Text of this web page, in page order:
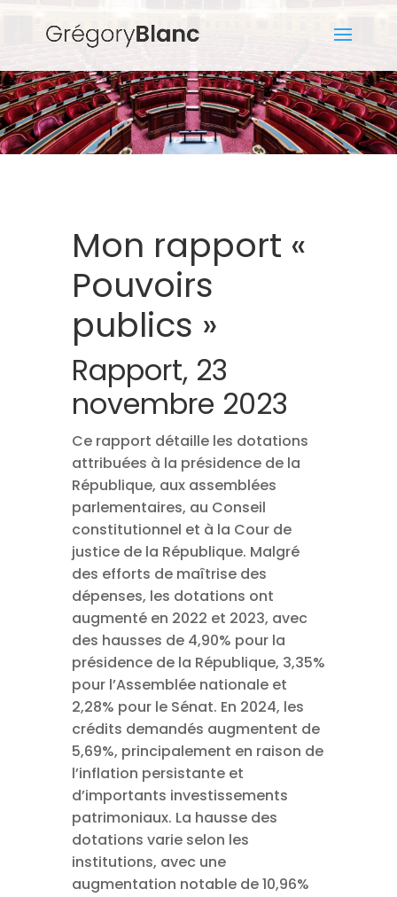
Mon rapport «
Pouvoirs
publics »
Rapport, 23
novembre 2023
Ce rapport détaille les dotations
attribuées à la présidence de la
République, aux assemblées
parlementaires, au Conseil
constitutionnel et à la Cour de
justice de la République. Malgré
des efforts de maîtrise des
dépenses, les dotations ont
augmenté en 2022 et 2023, avec
des hausses de 4,90% pour la
présidence de la République, 3,35%
pour l’Assemblée nationale et
2,28% pour le Sénat. En 2024, les
crédits demandés augmentent de
5,69%, principalement en raison de
l’inflation persistante et
d’importants investissements
patrimoniaux. La hausse des
dotations varie selon les
institutions, avec une
augmentation notable de 10,96%